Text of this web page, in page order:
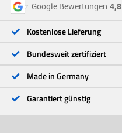
Google Bewertungen 4,8
4 Sterne
3 Sterne
2 Sterne
1 Stern
Kostenlose Lieferung
Bundesweit zertifiziert
Made in Germany
Garantiert günstig